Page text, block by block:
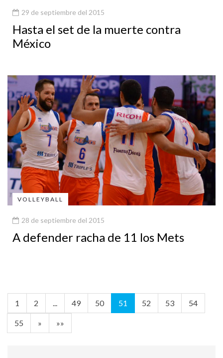
29 de septiembre del 2015
Hasta el set de la muerte contra
México
VOLLEYBALL
28 de septiembre del 2015
A defender racha de 11 los Mets
1 2 ... 49 50 51 52 53 54
55 » »»